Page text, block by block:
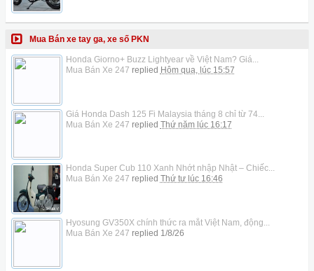
Mua Bán xe tay ga, xe số PKN
Honda Giorno+ Buzz Lightyear về Việt Nam? Giá...
Mua Bán Xe 247 replied Hôm qua, lúc 15:57
Giá Honda Dash 125 Fi Malaysia tháng 8 chỉ từ 74...
Mua Bán Xe 247 replied Thứ năm lúc 16:17
Honda Super Cub 110 Xanh Nhớt nhập Nhật – Chiếc...
Mua Bán Xe 247 replied Thứ tư lúc 16:46
Hyosung GV350X chính thức ra mắt Việt Nam, động...
Mua Bán Xe 247 replied 1/8/26